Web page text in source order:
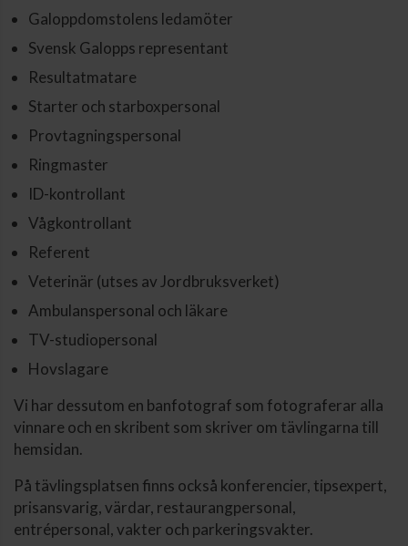
Galoppdomstolens ledamöter
Svensk Galopps representant
Resultatmatare
Starter och starboxpersonal
Provtagningspersonal
Ringmaster
ID-kontrollant
Vågkontrollant
Referent
Veterinär (utses av Jordbruksverket)
Ambulanspersonal och läkare
TV-studiopersonal
Hovslagare
Vi har dessutom en banfotograf som fotograferar alla
vinnare och en skribent som skriver om tävlingarna till
hemsidan.
På tävlingsplatsen finns också konferencier, tipsexpert,
prisansvarig, värdar, restaurangpersonal,
entrépersonal, vakter och parkeringsvakter.